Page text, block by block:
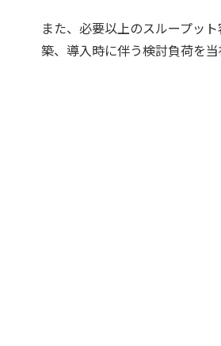
また、必要以上のスループッ
築、導入時に伴う検討負荷を